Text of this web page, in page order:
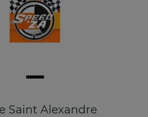
Saint Alexandre